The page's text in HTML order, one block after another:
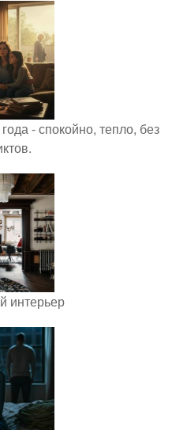
- спокойно, тепло, без
интерьер